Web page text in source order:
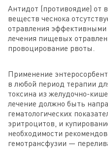
Антидот (противоядие) от
веществ чеснока
отравления
лечения пищевых
провоцирование рвоты.
Применение
в любой период терапии
токсина из желудочно-
лечение должно быть
гематологических
эритроцитов, и
необходимости
гемотрансфузии —